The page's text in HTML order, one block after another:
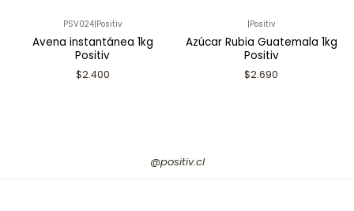
PSV024 Positiv
Avena instantánea 1kg
Positiv
$2.400
Positiv
Azúcar Rubia Guatemala 1kg
Positiv
$2.690
@positiv.cl